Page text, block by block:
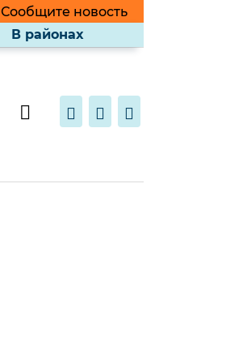
Сообщите новость
В районах